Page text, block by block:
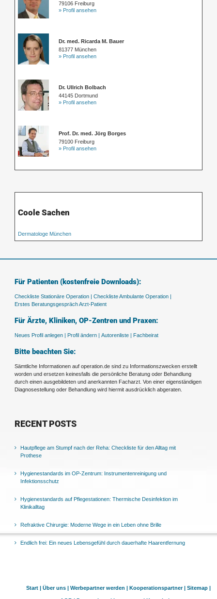
79106 Freiburg
» Profil ansehen
Dr. med. Ricarda M. Bauer
81377 München
» Profil ansehen
Dr. Ullrich Bolbach
44145 Dortmund
» Profil ansehen
Prof. Dr. med. Jörg Borges
79100 Freiburg
» Profil ansehen
Coole Sachen
Dermatologe München
Für Patienten (kostenfreie Downloads):
Checkliste Stationäre Operation | Checkliste Ambulante Operation |
Erstes Beratungsgespräch Arzt-Patient
Für Ärzte, Kliniken, OP-Zentren und Praxen:
Neues Profil anlegen | Profil ändern | Autorenliste | Fachbeirat
Bitte beachten Sie:
Sämtliche Informationen auf operation.de sind zu Informationszwecken erstellt
worden und ersetzen keinesfalls die persönliche Beratung oder Behandlung
durch einen ausgebildeten und anerkannten Facharzt. Von einer eigenständigen
Diagnosestellung oder Behandlung wird hiermit ausdrücklich abgeraten.
RECENT POSTS
Hautpflege am Stumpf nach der Reha: Checkliste für den Alltag mit
Prothese
Hygienestandards im OP-Zentrum: Instrumentenreinigung und
Infektionsschutz
Hygienestandards auf Pflegestationen: Thermische Desinfektion im
Klinikalltag
Refraktive Chirurgie: Moderne Wege in ein Leben ohne Brille
Endlich frei: Ein neues Lebensgefühl durch dauerhafte Haarentfernung
Start | Über uns | Werbepartner werden | Kooperationspartner | Sitemap |